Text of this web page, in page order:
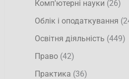
Комп'ютерні науки (26)
Облік і оподаткування
Освітня діяльність (449)
Право (42)
Практика (36)